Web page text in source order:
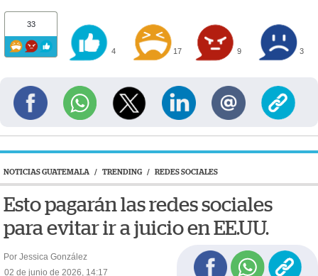
33
4 17 9 3
NOTICIAS GUATEMALA / TRENDING / REDES SOCIALES
Esto pagarán las redes sociales
para evitar ir a juicio en EE.UU.
Por Jessica González
02 de junio de 2026, 14:17